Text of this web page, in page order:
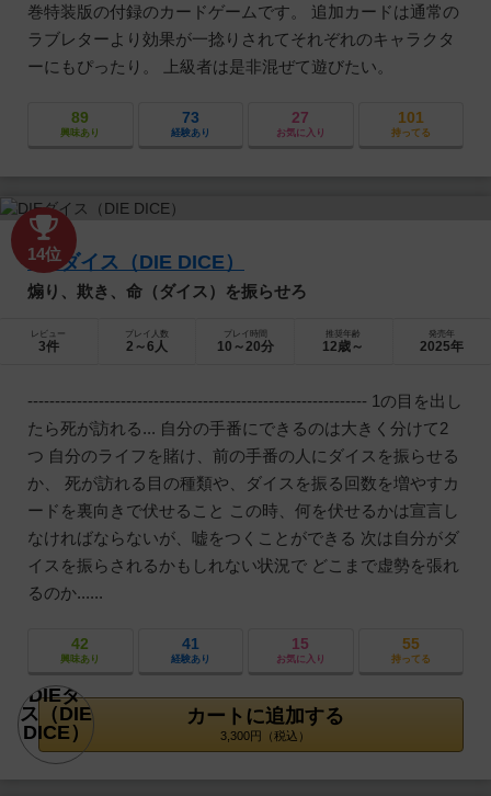
巻特装版の付録のカードゲームです。 追加カードは通常の
ラブレターより効果が一捻りされてそれぞれのキャラクタ
ーにもぴったり。 上級者は是非混ぜて遊びたい。
89
興味あり
73
経験あり
27
お気に入り
101
持ってる
14位
DIEダイス（DIE DICE）
煽り、欺き、命（ダイス）を振らせろ
レビュー
3件
プレイ人数
2～6人
プレイ時間
10～20分
推奨年齢
12歳～
発売年
2025年
-------------------------------------------------------------- 1の目を出し
たら死が訪れる... 自分の手番にできるのは大きく分けて2
つ 自分のライフを賭け、前の手番の人にダイスを振らせる
か、 死が訪れる目の種類や、ダイスを振る回数を増やすカ
ードを裏向きで伏せること この時、何を伏せるかは宣言し
なければならないが、嘘をつくことができる 次は自分がダ
イスを振らされるかもしれない状況で どこまで虚勢を張れ
るのか......
42
興味あり
41
経験あり
15
お気に入り
55
持ってる
カートに追加する
3,300円（税込）